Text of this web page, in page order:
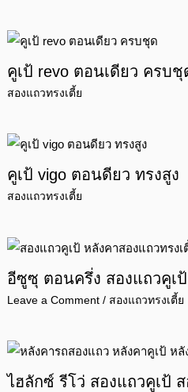
คูเป้ revo ตอนเดียว ครบชุ
สองแถวทรงเตี้ย
คูเป้ vigo ตอนดียว ทรงสูง
สองแถวทรงเตี้ย
อีซูซุ ตอนครึ่ง สองแถวคูเป้
Leave a Comment / สองแถวทรงเตี้ย
ไฮลักซ์ รีโว่ สองแถวคูเป้